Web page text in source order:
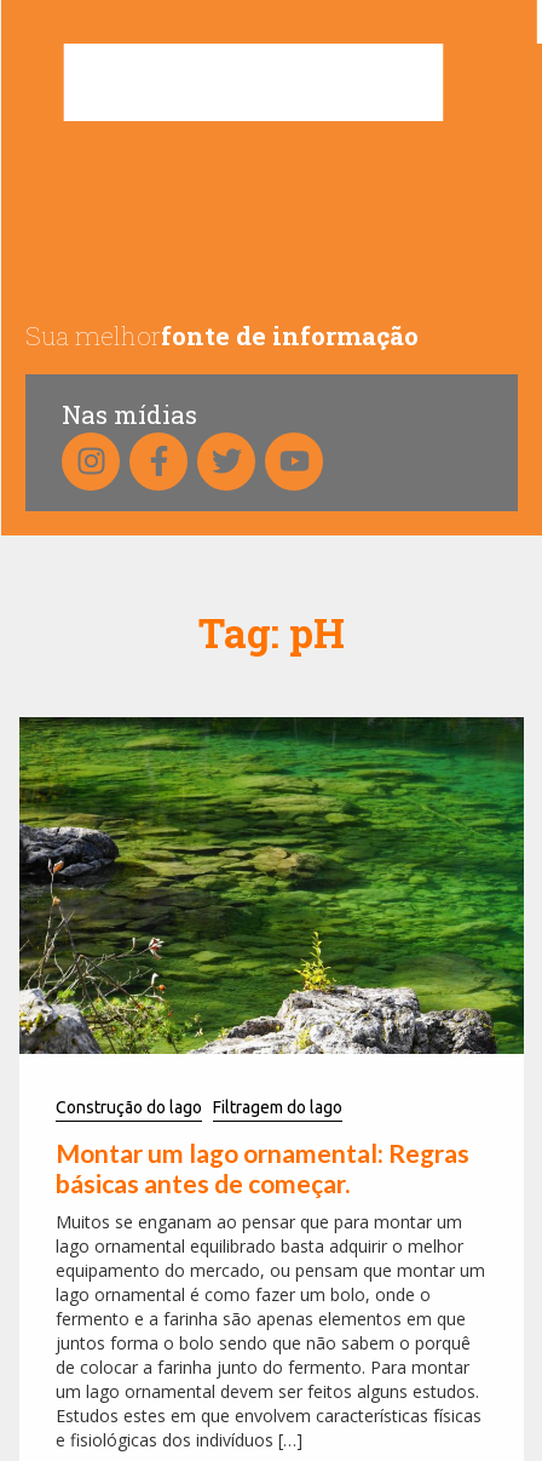
Sua melhorfonte de informação
Nas mídias
Tag: pH
Construção do lago Filtragem do lago
Montar um lago ornamental: Regras
básicas antes de começar.
Muitos se enganam ao pensar que para montar um
lago ornamental equilibrado basta adquirir o melhor
equipamento do mercado, ou pensam que montar um
lago ornamental é como fazer um bolo, onde o
fermento e a farinha são apenas elementos em que
juntos forma o bolo sendo que não sabem o porquê
de colocar a farinha junto do fermento. Para montar
um lago ornamental devem ser feitos alguns estudos.
Estudos estes em que envolvem características físicas
e fisiológicas dos indivíduos […]